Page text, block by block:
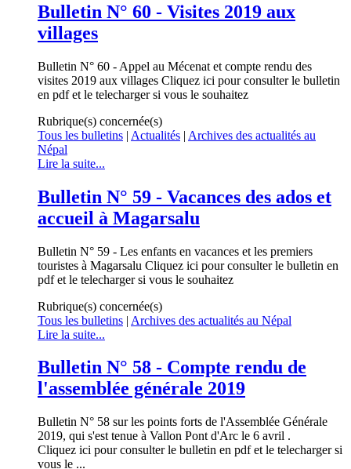
Bulletin N° 60 - Visites 2019 aux
villages
Bulletin N° 60 - Appel au Mécenat et compte rendu des
visites 2019 aux villages Cliquez ici pour consulter le bulletin
en pdf et le telecharger si vous le souhaitez
Rubrique(s) concernée(s)
Tous les bulletins | Actualités | Archives des actualités au
Népal
Lire la suite...
Bulletin N° 59 - Vacances des ados et
accueil à Magarsalu
Bulletin N° 59 - Les enfants en vacances et les premiers
touristes à Magarsalu Cliquez ici pour consulter le bulletin en
pdf et le telecharger si vous le souhaitez
Rubrique(s) concernée(s)
Tous les bulletins | Archives des actualités au Népal
Lire la suite...
Bulletin N° 58 - Compte rendu de
l'assemblée générale 2019
Bulletin N° 58 sur les points forts de l'Assemblée Générale
2019, qui s'est tenue à Vallon Pont d'Arc le 6 avril .
Cliquez ici pour consulter le bulletin en pdf et le telecharger si
vous le ...